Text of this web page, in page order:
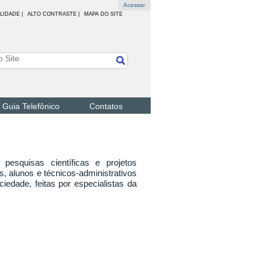
Acessar
ALTO CONTRASTE | MAPA DO SITE
Guia Telefônico Contatos
científicas e projetos
alunos e técnicos-administrativos
feitas por especialistas da